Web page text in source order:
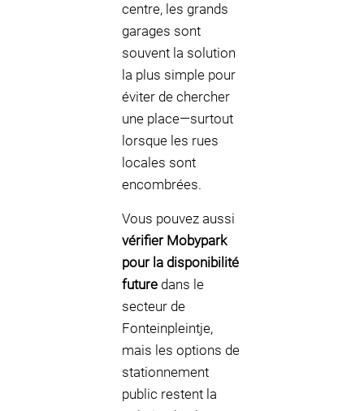
centre, les grands
garages sont
souvent la solution
la plus simple pour
éviter de chercher
une place—surtout
lorsque les rues
locales sont
encombrées.
Vous pouvez aussi
vérifier Mobypark
pour la disponibilité
future dans le
secteur de
Fonteinpleintje,
mais les options de
stationnement
public restent la